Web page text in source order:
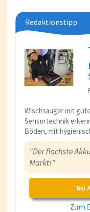
Redaktionstipp
Wischsauger mit
Sensortechnik
Böden, mit
"Der flachste
Markt!"
Bei
Zum